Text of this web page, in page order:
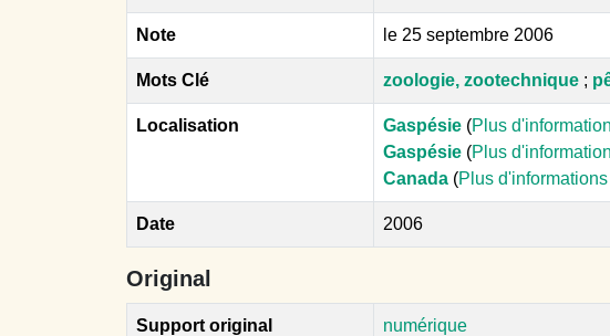
Note le 25 septembre 2006
Mots Clé zoologie, zootechnique ;
Localisation Gaspésie (Plus
Gaspésie (Plus
Canada (Plus
Date 2006
Original
Support original numérique